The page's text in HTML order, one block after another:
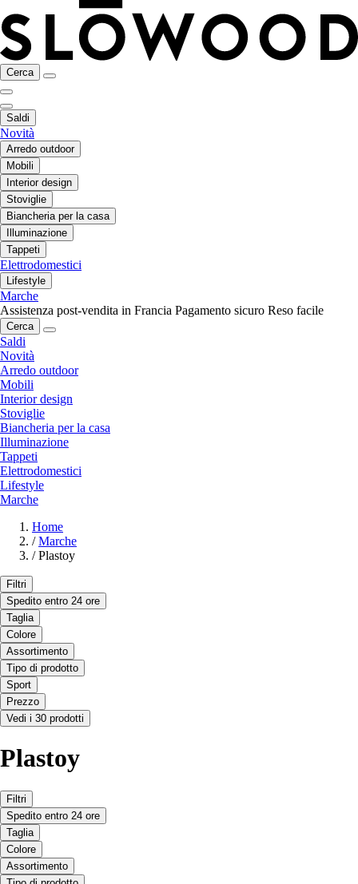
Cerca
Saldi
Novità
Arredo outdoor
Mobili
Interior design
Stoviglie
Biancheria per la casa
Illuminazione
Tappeti
Elettrodomestici
Lifestyle
Marche
Assistenza post-vendita in Francia Pagamento sicuro Reso facile
Cerca
Saldi
Novità
Arredo outdoor
Mobili
Interior design
Stoviglie
Biancheria per la casa
Illuminazione
Tappeti
Elettrodomestici
Lifestyle
Marche
Home
/ Marche
/ Plastoy
Filtri
Spedito entro 24 ore
Taglia
Colore
Assortimento
Tipo di prodotto
Sport
Prezzo
Vedi i 30 prodotti
Plastoy
Filtri
Spedito entro 24 ore
Taglia
Colore
Assortimento